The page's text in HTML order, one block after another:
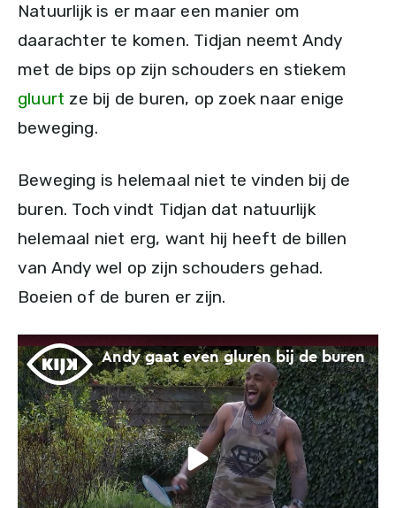
Natuurlijk is er maar een manier om
daarachter te komen. Tidjan neemt Andy
met de bips op zijn schouders en stiekem
gluurt ze bij de buren, op zoek naar enige
beweging.
Beweging is helemaal niet te vinden bij de
buren. Toch vindt Tidjan dat natuurlijk
helemaal niet erg, want hij heeft de billen
van Andy wel op zijn schouders gehad.
Boeien of de buren er zijn.